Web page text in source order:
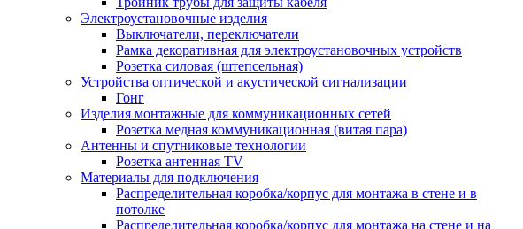
Электроустановочные изделия
Выключатели, переключатели
Рамка декоративная для электроустановочных устройств
Розетка силовая (штепсельная)
Устройства оптической и акустической сигнализации
Гонг
Изделия монтажные для коммуникационных сетей
Розетка медная коммуникационная (витая пара)
Антенны и спутниковые технологии
Розетка антенная TV
Материалы для подключения
Распределительная коробка/корпус для монтажа в стене и в
потолке
Распределительная коробка/корпус для монтажа на стене и на